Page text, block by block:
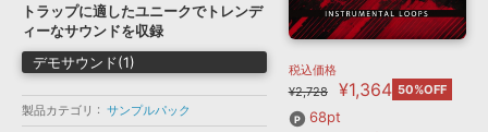
サンプルパック »
ソフトウェア／ツール »
特集 »
ニュースレター »
製品サポート情報 »
DTMガイド » 音楽カード
SONOCA
ソフト音源 プラグイン・エフェクト
ソフトウェア／ツール 効果音
トラップに適したユニークでトレンデ
ィーなサウンドを収録
デモサウンド(1)
製品カテゴリ
サンプルパック
税込価格
¥2,728
¥1,364 50%OFF
68pt